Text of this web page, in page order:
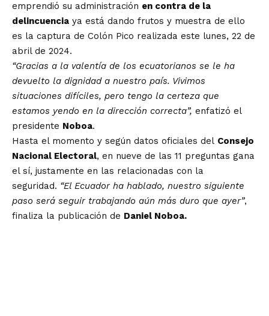
emprendió su administración en contra de la
delincuencia ya está dando frutos y muestra de ello
es la captura de Colón Pico realizada este lunes, 22 de
abril de 2024.
“Gracias a la valentía de los ecuatorianos se le ha
devuelto la dignidad a nuestro país. Vivimos
situaciones difíciles, pero tengo la certeza que
estamos yendo en la dirección correcta”, enfatizó el
presidente Noboa.
Hasta el momento y según datos oficiales del Consejo
Nacional Electoral, en nueve de las 11 preguntas gana
el sí, justamente en las relacionadas con la
seguridad. “El Ecuador ha hablado, nuestro siguiente
paso será seguir trabajando aún más duro que ayer”,
finaliza la publicación de Daniel Noboa.